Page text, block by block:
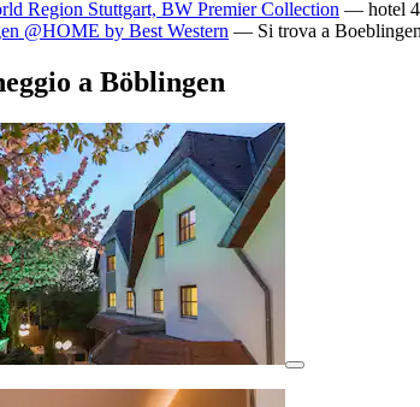
Region Stuttgart, BW Premier Collection — hotel
@HOME by Best Western — Si trova a
a Böblingen